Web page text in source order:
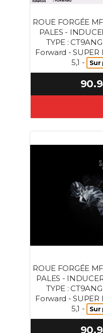
ROUE FORGÉE
PALES -
TYPE :
Forward - SUPER
5,1 -
Sur
ROUE FORGÉE
PALES -
TYPE :
Forward - SUPER
5,1 -
Sur